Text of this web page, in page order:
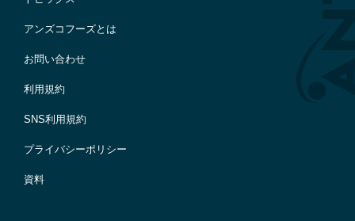
アンズコフーズとは
お問い合わせ
利用規約
SNS利用規約
プライバシーポリシー
資料